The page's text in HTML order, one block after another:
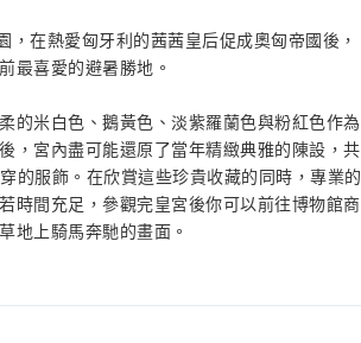
在熱愛匈牙利的茜茜皇后促成奧匈帝國後，
最喜愛的避暑勝地。
的米白色、鵝黃色、淡紫羅蘭色與粉紅色作為
，宮內盡可能還原了當年精緻典雅的陳設，共
的服飾。在欣賞這些珍貴收藏的同時，專業的
時間充足，參觀完皇宮後你可以前往博物館商
地上騎馬奔馳的畫面。